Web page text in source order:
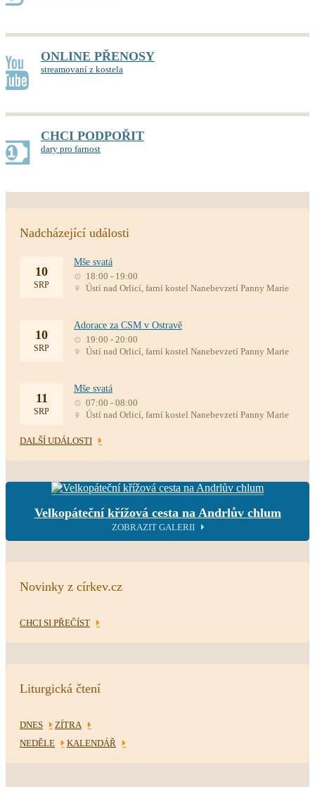
ONLINE PŘENOSY
streamovaní z kostela
CHCI PODPOŘIT
dary pro farnost
Nadcházející události
10
SRP
Mše svatá
18:00 - 19:00
Ústí nad Orlicí, farní kostel Nanebevzetí Panny Marie
10
SRP
Adorace za CSM v Ostravě
19:00 - 20:00
Ústí nad Orlicí, farní kostel Nanebevzetí Panny Marie
11
SRP
Mše svatá
07:00 - 08:00
Ústí nad Orlicí, farní kostel Nanebevzetí Panny Marie
DALŠÍ UDÁLOSTI
Velkopáteční křížová cesta na Andrlův chlum
ZOBRAZIT GALERII
Novinky z církev.cz
CHCI SI PŘEČÍST
Liturgická čtení
DNES
ZÍTRA
NEDĚLE
KALENDÁŘ